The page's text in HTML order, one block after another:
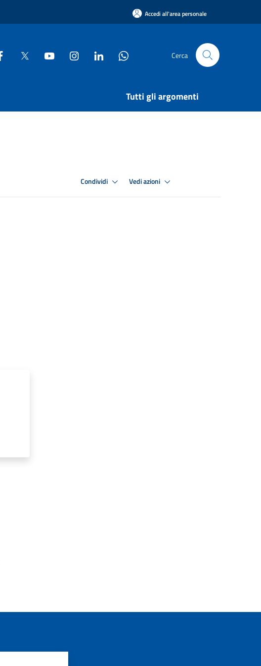
Accedi all'area personale
Cerca
Tutti gli argomenti
Condividi Vedi azioni